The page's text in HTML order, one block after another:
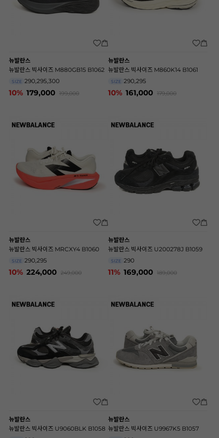
뉴발란스
뉴발란스 빅사이즈 M880GB15 B1062
SIZE 290,295,300
10% 179,000 199,000
뉴발란스
뉴발란스 빅사이즈 M860K14 B1061
SIZE 290,295
10% 161,000 179,000
뉴발란스
뉴발란스 빅사이즈 MRCXY4 B1060
SIZE 290,295
10% 224,000 249,000
뉴발란스
뉴발란스 빅사이즈 U200278J B1059
SIZE 290
11% 169,000 189,000
뉴발란스
뉴발란스 빅사이즈 U9060BLK B1058
뉴발란스
뉴발란스 빅사이즈 U9967K5 B1057